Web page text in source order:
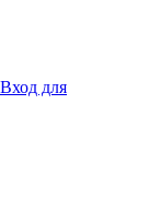
Вход для